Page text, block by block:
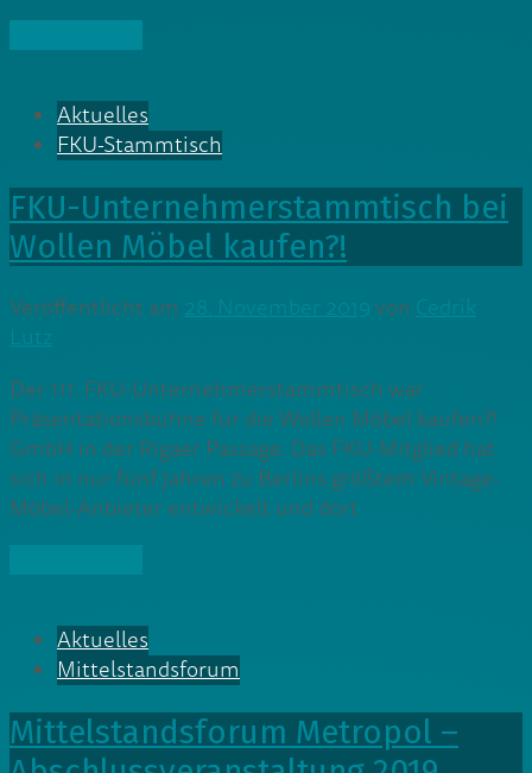
Aktuelles
FKU-Stammtisch
FKU-Unternehmerstammtisch bei
Wollen Möbel kaufen?!
Veröffentlicht am 28. November 2019 von Cedrik
Der 111. FKU-Unternehmerstammtisch war
Präsentationsbühne für die Wollen Möbel kaufen?!
GmbH in der Rigaer Passage. Das FKU-Mitglied hat
sich in nur fünf Jahren zu Berlins größtem Vintage-
Möbel-Anbieter entwickelt und dort
Aktuelles
Mittelstandsforum
Mittelstandsforum Metropol –